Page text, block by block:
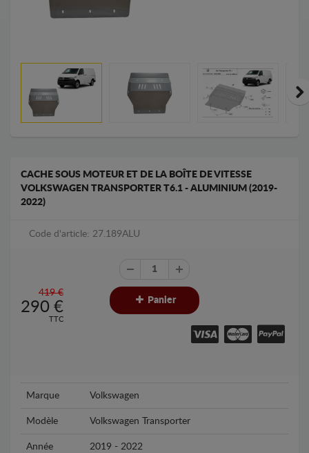
CACHE SOUS MOTEUR ET DE LA BOÎTE DE VITESSE
VOLKSWAGEN TRANSPORTER T6.1 - ALUMINIUM (2019-
2022)
Code d'article: 27.189ALU
419 €
290 €
TTC
Panier
Marque Volkswagen
Modèle Volkswagen Transporter
Année 2019 - 2022